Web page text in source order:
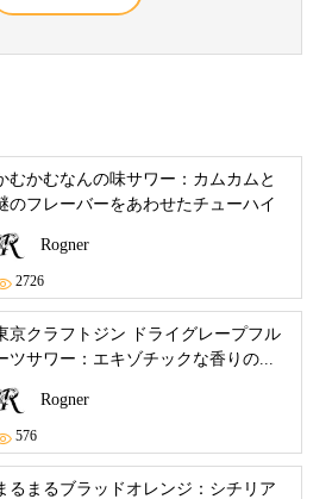
むかむなんの味サワー：カムカムと
のフレーバーをあわせたチューハイ
Rogner
2726
京クラフトジン ドライグレープフル
ツサワー：エキゾチックな香りの...
Rogner
576
るまるブラッドオレンジ：シチリア